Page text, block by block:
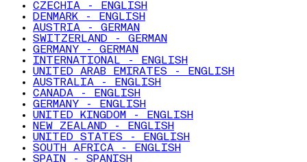
CZECHIA - ENGLISH
DENMARK - ENGLISH
AUSTRIA - GERMAN
SWITZERLAND - GERMAN
GERMANY - GERMAN
INTERNATIONAL - ENGLISH
UNITED ARAB EMIRATES - ENGLISH
AUSTRALIA - ENGLISH
CANADA - ENGLISH
GERMANY - ENGLISH
UNITED KINGDOM - ENGLISH
NEW ZEALAND - ENGLISH
UNITED STATES - ENGLISH
SOUTH AFRICA - ENGLISH
SPAIN - SPANISH